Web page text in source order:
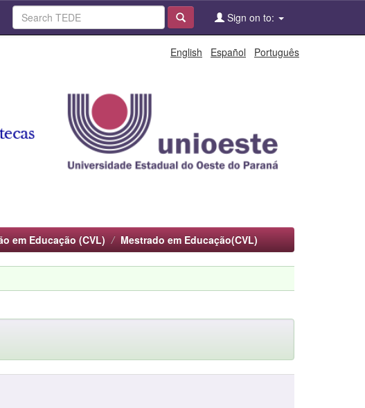
Sign on to:
English Español Português
em Educação (CVL) Mestrado em Educação(CVL)